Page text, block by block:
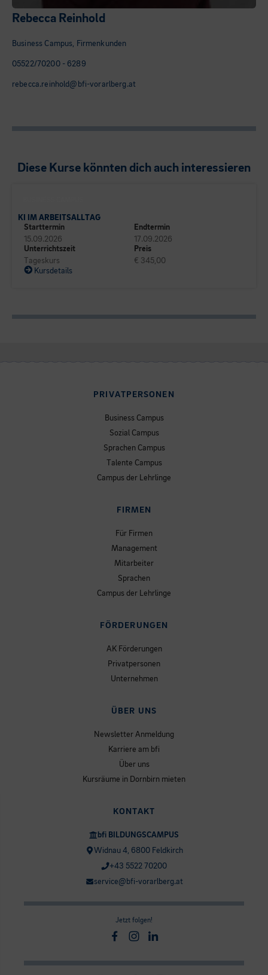
Rebecca Reinhold
Business Campus, Firmenkunden
05522/70200 - 6289
rebecca.reinhold@bfi-vorarlberg.at
Diese Kurse könnten dich auch interessieren
KI IM ARBEITSALLTAG
Starttermin
15.09.2026
Endtermin
17.09.2026
Unterrichtszeit
Tageskurs
Preis
€ 345,00
Kursdetails
PRIVATPERSONEN
Business Campus
Sozial Campus
Sprachen Campus
Talente Campus
Campus der Lehrlinge
FIRMEN
Für Firmen
Management
Mitarbeiter
Sprachen
Campus der Lehrlinge
FÖRDERUNGEN
AK Förderungen
Privatpersonen
Unternehmen
ÜBER UNS
Newsletter Anmeldung
Karriere am bfi
Über uns
Kursräume in Dornbirn mieten
KONTAKT
bfi BILDUNGSCAMPUS
Widnau 4, 6800 Feldkirch
+43 5522 70200
service@bfi-vorarlberg.at
Jetzt folgen!
Facebook
Instagram
Linkedin